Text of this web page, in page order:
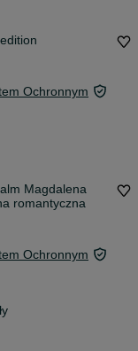
Ochronnym
Magdalena
romantyczna
Ochronnym